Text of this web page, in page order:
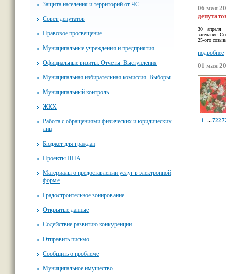
Защита населения и территорий от ЧС
Совет депутатов
Правовое просвещение
Муниципальные учреждения и предприятия
Официальные визиты. Отчеты. Выступления
Муниципальная избирательная комиссия. Выборы
Муниципальный контроль
ЖКХ
Работа с обращениями физических и юридических
лиц
Бюджет для граждан
Проекты НПА
Материалы о предоставлении услуг в электронной
форме
Градостроительное зонирование
Открытые данные
Содействие развитию конкуренции
Отправить письмо
Сообщить о проблеме
Муниципальное имущество
06 мая
30 апреля
заседание
25-ого
подробнее
01 мая
1 ...722